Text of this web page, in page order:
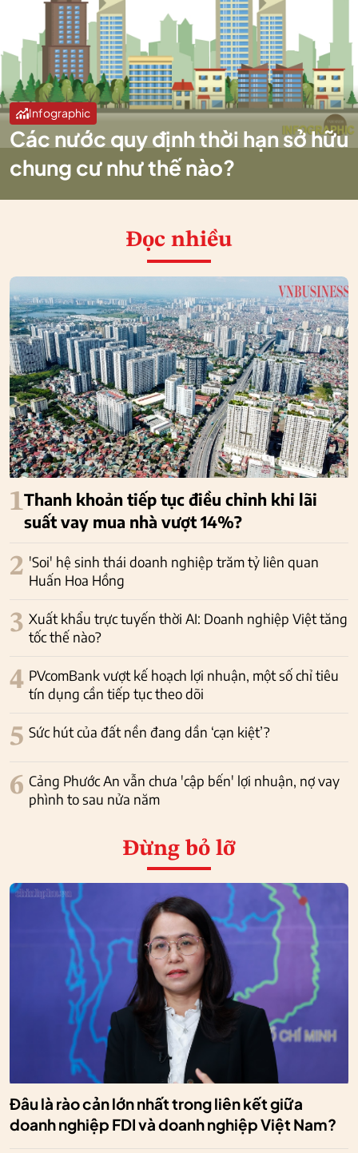
Infographic
Các nước quy định thời hạn sở hữu
chung cư như thế nào?
Đọc nhiều
1Thanh khoản tiếp tục điều chỉnh khi lãi
suất vay mua nhà vượt 14%?
2 'Soi' hệ sinh thái doanh nghiệp trăm tỷ liên quan
Huấn Hoa Hồng
3 Xuất khẩu trực tuyến thời AI: Doanh nghiệp Việt tăng
tốc thế nào?
4 PVcomBank vượt kế hoạch lợi nhuận, một số chỉ tiêu
tín dụng cần tiếp tục theo dõi
5 Sức hút của đất nền đang dần ‘cạn kiệt’?
6 Cảng Phước An vẫn chưa 'cập bến' lợi nhuận, nợ vay
phình to sau nửa năm
Đừng bỏ lỡ
Đâu là rào cản lớn nhất trong liên kết giữa
doanh nghiệp FDI và doanh nghiệp Việt Nam?